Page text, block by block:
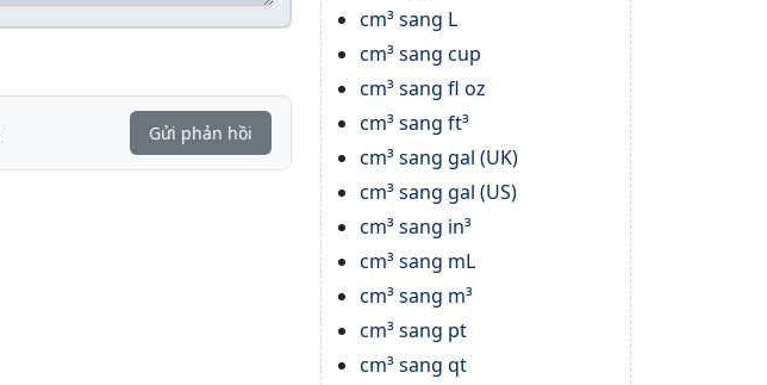
Gửi phản hồi
cm³ sang L
cm³ sang cup
cm³ sang fl oz
cm³ sang ft³
cm³ sang gal (UK)
cm³ sang gal (US)
cm³ sang in³
cm³ sang mL
cm³ sang m³
cm³ sang pt
cm³ sang qt